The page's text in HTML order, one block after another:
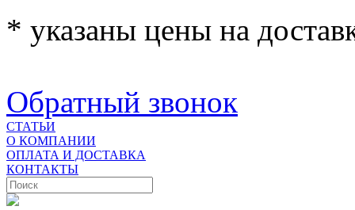
* указаны цены на
Обратный звонок
СТАТЬИ
О КОМПАНИИ
ОПЛАТА И ДОСТАВКА
КОНТАКТЫ